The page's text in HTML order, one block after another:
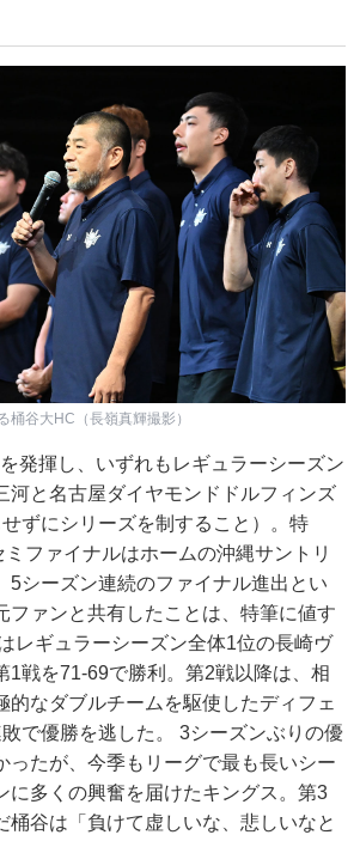
桶谷大HC（長嶺真輝撮影）
発揮し、いずれもレギュラーシーズン
河と名古屋ダイヤモンドドルフィンズ
ずにシリーズを制すること）。特
ファイナルはホームの沖縄サントリ
5シーズン連続のファイナル進出とい
ファンと共有したことは、特筆に値す
レギュラーシーズン全体1位の長崎ヴ
1戦を71-69で勝利。第2戦以降は、相
的なダブルチームを駆使したディフェ
で優勝を逃した。 3シーズンぶりの優
ったが、今季もリーグで最も長いシー
に多くの興奮を届けたキングス。第3
桶谷は「負けて虚しいな、悲しいなと